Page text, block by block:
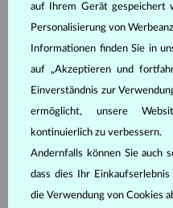
SCHMUCK AUS
auf Ihrem Gerät gespeichert
Personalisierung von
Informationen finden Sie in
auf „Akzeptieren und
Einverständnis zur
ermöglicht, unsere
kontinuierlich zu verbessern.
Andernfalls können Sie auch
dass dies Ihr
die Verwendung von Cookies